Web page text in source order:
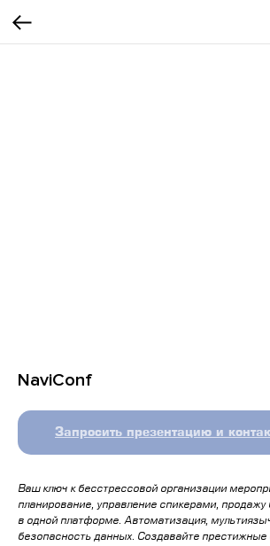
NaviConf
Запросить презентацию и
Ваш ключ к бесстрессовой организации
планирование, управление спикерами, продажу
в одной платформе. Автоматизация,
безопасность данных. Создавайте